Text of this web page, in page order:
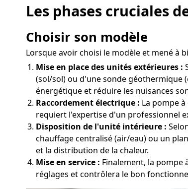
Les phases cruciales
Choisir son modèle
Lorsque avoir choisi le modèle et mené à
Mise en place des unités extérieures :
(sol/sol) ou d'une sonde géothermique
énergétique et réduire les nuisances
Raccordement électrique : La pompe
requiert l'expertise d'un professionnel
Disposition de l'unité intérieure :
chauffage centralisé (air/eau) ou un
et la distribution de la chaleur.
Mise en service : Finalement, la pompe
réglages et contrôlera le bon